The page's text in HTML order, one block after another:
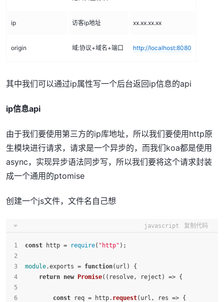
ip 访客ip地址 xx.xx.xx.xx
origin 域:协议+域名+端口 http://localhost:8080
其中我们可以通过ip属性写一个后台返回ip信息的api
ip信息api
由于我们要使用第三方的ip库地址，所以我们要使用http原
生模块进行请求，请求是一个异步的，而我们koa都是使用
async，实现异步语法同步写，所以我们要将这个请求封装
成一个通用的ptomise
创建一个js文件，文件名自己想
javascript 复制代码
const http = require( "http" );
module.exports = function( url ) {
return new Promise( ( resolve, reject ) => {
const req = http. request(url, res => {